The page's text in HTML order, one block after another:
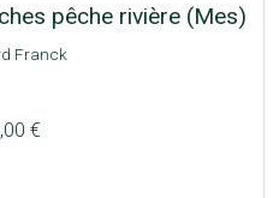
pêche rivière (Mes)
Franck
€